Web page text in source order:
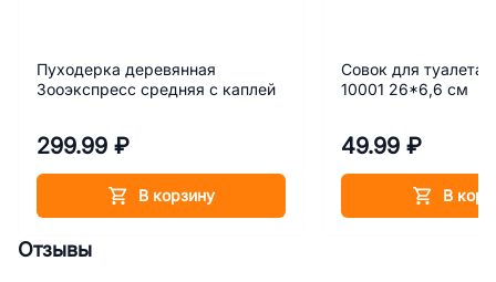
Пуходерка деревянная
Зооэкспресс средняя с каплей
299.99 ₽
В корзину
Совок для туалета
10001 26*6,6 см
49.99 ₽
В
Отзывы